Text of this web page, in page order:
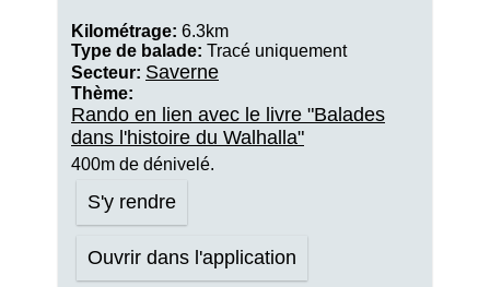
Kilométrage: 6.3km
Type de balade: Tracé uniquement
Secteur: Saverne
Thème:
Rando en lien avec le livre "Balades
dans l'histoire du Walhalla"
400m de dénivelé.
S'y rendre
Ouvrir dans l'application